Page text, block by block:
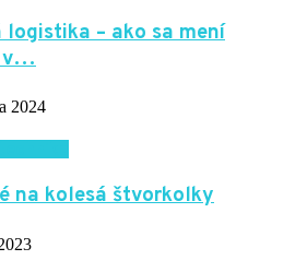
logistika – ako sa mení
v…
2024
na kolesá štvorkolky